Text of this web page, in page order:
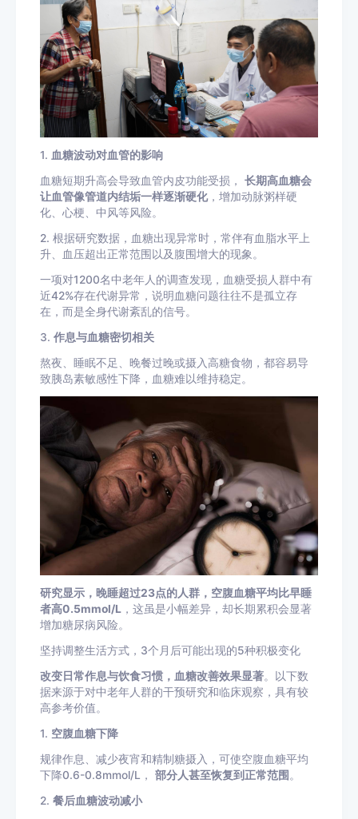
1. 血糖波动对血管的影响
血糖短期升高会导致血管内皮功能受损， 长期高血糖会
让血管像管道内结垢一样逐渐硬化，增加动脉粥样硬
化、心梗、中风等风险。
2. 根据研究数据，血糖出现异常时，常伴有血脂水平上
升、血压超出正常范围以及腹围增大的现象。
一项对1200名中老年人的调查发现，血糖受损人群中有
近42%存在代谢异常，说明血糖问题往往不是孤立存
在，而是全身代谢紊乱的信号。
3. 作息与血糖密切相关
熬夜、睡眠不足、晚餐过晚或摄入高糖食物，都容易导
致胰岛素敏感性下降，血糖难以维持稳定。
研究显示，晚睡超过23点的人群，空腹血糖平均比早睡
者高0.5mmol/L ，这虽是小幅差异，却长期累积会显著
增加糖尿病风险。
坚持调整生活方式，3个月后可能出现的5种积极变化
改变日常作息与饮食习惯，血糖改善效果显著。以下数
据来源于对中老年人群的干预研究和临床观察，具有较
高参考价值。
1. 空腹血糖下降
规律作息、减少夜宵和精制糖摄入，可使空腹血糖平均
下降0.6-0.8mmol/L， 部分人甚至恢复到正常范围。
2. 餐后血糖波动减小